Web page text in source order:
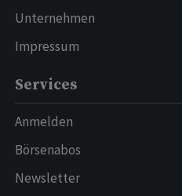
Unternehmen
Impressum
Services
Anmelden
Börsenabos
Newsletter